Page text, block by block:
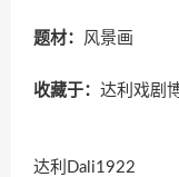
题材： 风景画
收藏于： 达利戏剧
达利Dali1922